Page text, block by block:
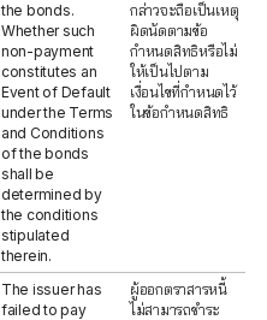
the bonds.
Whether such
non-payment
constitutes an
Event of Default
under the Terms
and Conditions
of the bonds
shall be
determined by
the conditions
stipulated
therein.
กล่าวจะถือเป็นเหตุ
ผิดนัดตามข้อ
กำหนดสิทธิหรือไม่
ให้เป็นไปตาม
เงื่อนไขที่กำหนดไว้
ในข้อกำหนดสิทธิ
The issuer has
failed to pay
ผู้ออกตราสารหนี้
ไม่สามารถชำระ